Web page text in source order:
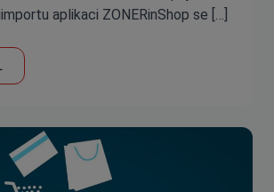
aplikaci ZONERinShop se […]